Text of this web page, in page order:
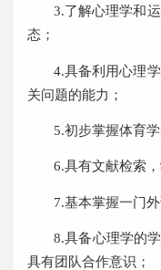
3.了解心理学和
态；
4.具备利用心理
关问题的能力；
5.初步掌握体育
6.具有文献检索
7.基本掌握一门
8.具备心理学的
具有团队合作意识；